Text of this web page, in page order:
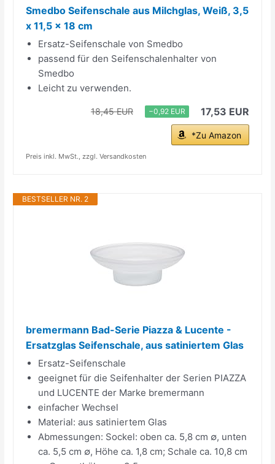
Smedbo Seifenschale aus Milchglas, Weiß, 3,5
x 11,5 x 18 cm
Ersatz-Seifenschale von Smedbo
passend für den Seifenschalenhalter von
Smedbo
Leicht zu verwenden.
18,45 EUR −0,92 EUR 17,53 EUR
*Zu Amazon
Preis inkl. MwSt., zzgl. Versandkosten
BESTSELLER NR. 2
bremermann Bad-Serie Piazza & Lucente -
Ersatzglas Seifenschale, aus satiniertem Glas
Ersatz-Seifenschale
geeignet für die Seifenhalter der Serien PIAZZA
und LUCENTE der Marke bremermann
einfacher Wechsel
Material: aus satiniertem Glas
Abmessungen: Sockel: oben ca. 5,8 cm ∅, unten
ca. 5,5 cm ∅, Höhe ca. 1,8 cm; Schale ca. 10,8 cm